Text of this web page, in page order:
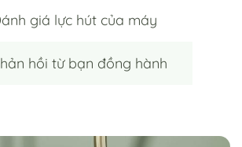
đánh giá lực hút của máy
phản hồi từ bạn đồng hành